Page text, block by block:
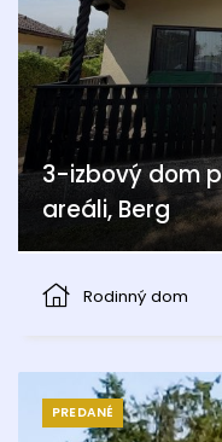
3-izbový dom
areáli, Berg
Rodinný dom
PREDANÉ